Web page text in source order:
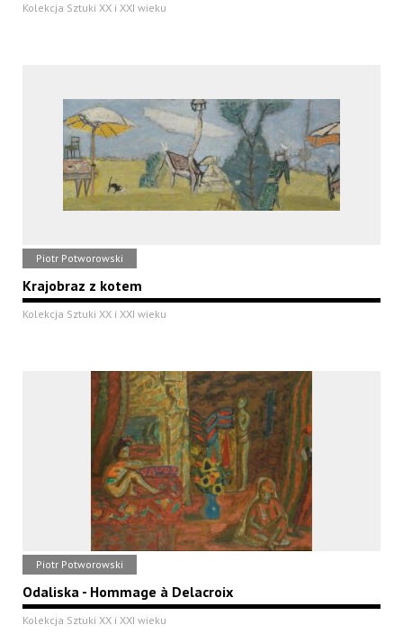
Kolekcja Sztuki XX i XXI wieku
Piotr Potworowski
Krajobraz z kotem
Kolekcja Sztuki XX i XXI wieku
Piotr Potworowski
Odaliska - Hommage à Delacroix
Kolekcja Sztuki XX i XXI wieku